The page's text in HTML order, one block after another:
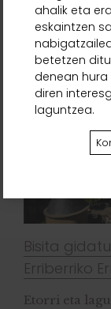
Bisita
Erriberriko
Etorri eta
ahalik eta
eskaintzen
betetzen
denean
diren
laguntzea.